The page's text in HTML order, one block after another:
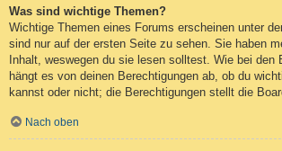
Was sind wichtige Themen?
Wichtige Themen eines Forums erscheinen unter
sind nur auf der ersten Seite zu sehen. Sie haben
Inhalt, weswegen du sie lesen solltest. Wie bei den
hängt es von deinen Berechtigungen ab, ob du
kannst oder nicht; die Berechtigungen stellt die
Nach oben